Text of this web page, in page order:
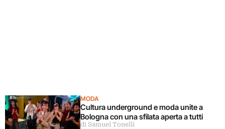
MODA
Cultura underground e moda unite a
Bologna con una sfilata aperta a tutti
di Samuel Tonelli